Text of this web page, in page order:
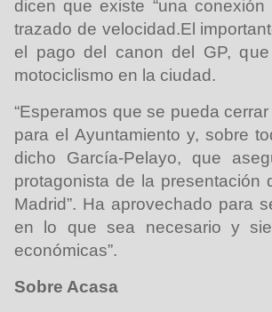
dicen que existe “una
trazado de velocidad.El
el pago del canon del GP,
motociclismo en la ciudad.
“Esperamos que se pueda
para el Ayuntamiento y, sobre
dicho García-Pelayo, que
protagonista de la presentación
Madrid”. Ha aprovechado para
en lo que sea necesario y
económicas”.
Sobre Acasa